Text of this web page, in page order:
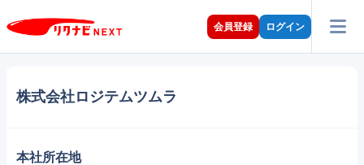
会員登録 ログイン
株式会社ロジテムツムラ
本社所在地